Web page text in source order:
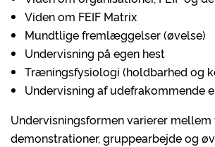
Viden om FEIF Matrix
Mundtlige fremlæggelser (øvelse)
Undervisning på egen hest
Træningsfysiologi (holdbarhed og
Undervisning af udefrakommende
Undervisningsformen varierer mellem
demonstrationer, gruppearbejde og